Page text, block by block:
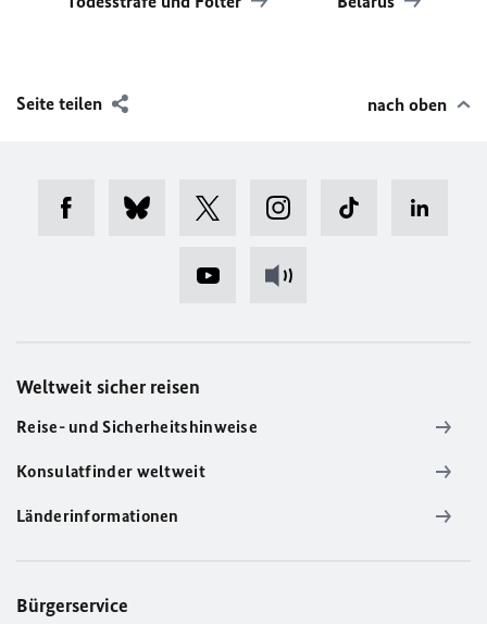
Seite teilen nach oben
Weltweit sicher reisen
Reise- und Sicherheitshinweise
Konsulatfinder weltweit
Länderinformationen
Bürgerservice